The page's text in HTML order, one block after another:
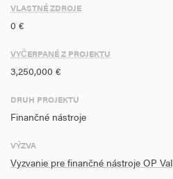
VLASTNÉ ZDROJE
0 €
VYČERPANÉ Z PROJEKTU
3,250,000 €
DRUH PROJEKTU
Finančné nástroje
VÝZVA
Vyzvanie pre finančné nástroje OP VaI